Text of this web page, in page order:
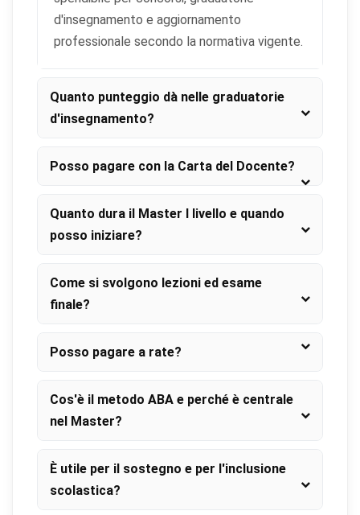
d'insegnamento e aggiornamento
professionale secondo la normativa vigente.
Quanto punteggio dà nelle graduatorie
d'insegnamento?
Posso pagare con la Carta del Docente?
Quanto dura il Master I livello e quando
posso iniziare?
Come si svolgono lezioni ed esame
finale?
Posso pagare a rate?
Cos'è il metodo ABA e perché è centrale
nel Master?
È utile per il sostegno e per l'inclusione
scolastica?